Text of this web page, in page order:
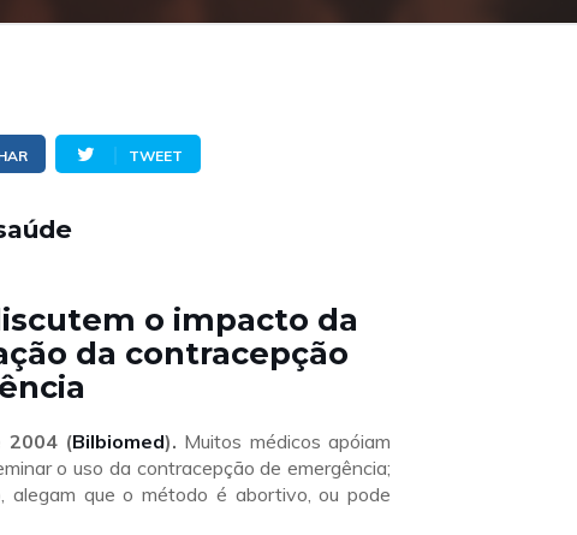
TWEET
o impacto da
da contracepção
2004 (Bilbiomed). Muitos médicos apóiam
o uso da contracepção de emergência;
alegam que o método é abortivo, ou pode